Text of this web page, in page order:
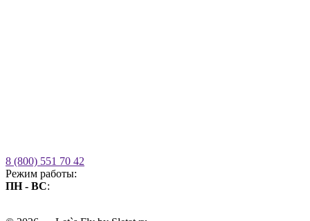
8 (800) 551 70 42
Режим работы:
ПН - ВС: